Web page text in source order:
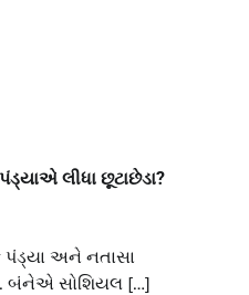
લીધા છૂટાછેડા?
પંડ્યા અને નતાસા
બંનેએ સોશિયલ […]